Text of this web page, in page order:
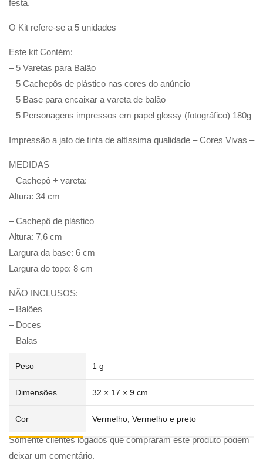
festa.
O Kit refere-se a 5 unidades
Este kit Contém:
– 5 Varetas para Balão
– 5 Cachepôs de plástico nas cores do anúncio
– 5 Base para encaixar a vareta de balão
– 5 Personagens impressos em papel glossy (fotográfico) 180g
Impressão a jato de tinta de altíssima qualidade – Cores Vivas –
MEDIDAS
– Cachepô + vareta:
Altura: 34 cm
– Cachepô de plástico
Altura: 7,6 cm
Largura da base: 6 cm
Largura do topo: 8 cm
NÃO INCLUSOS:
– Balões
– Doces
– Balas
Peso 1 g
Dimensões 32 × 17 × 9 cm
Cor Vermelho, Vermelho e preto
Somente clientes logados que compraram este produto podem
deixar um comentário.